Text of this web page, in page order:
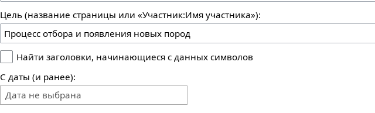
Цель (название страницы или «Участник:Имя участника»):
Найти заголовки, начинающиеся с данных символов
С даты (и ранее):
Дата не выбрана